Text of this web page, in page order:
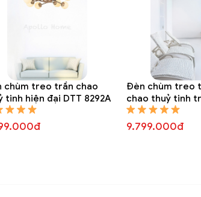
chùm treo trần chao
tinh hiện đại DTT 8292A
Đèn chùm treo
chao thuỷ tinh
8282A
9.799.000đ